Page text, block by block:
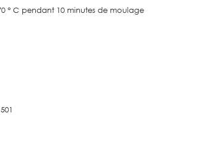
° C pendant 10 minutes de moulage